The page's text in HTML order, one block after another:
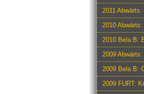
2011 Abwärts:
2010
2010 Bela B:
2009
2009 Bela B:
2009 FURT: